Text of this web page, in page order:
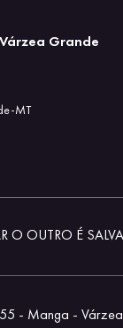
Grande
MT
O OUTRO É
- Manga -